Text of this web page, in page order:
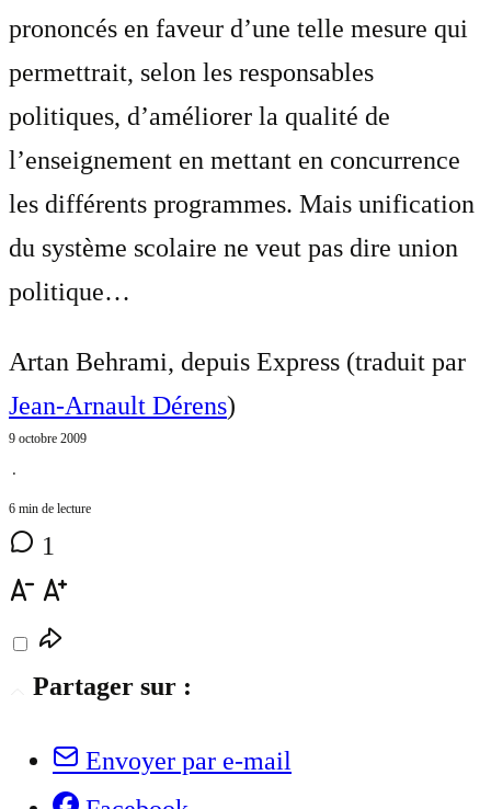
prononcés en faveur d’une telle mesure qui
permettrait, selon les responsables
politiques, d’améliorer la qualité de
l’enseignement en mettant en concurrence
les différents programmes. Mais unification
du système scolaire ne veut pas dire union
politique…
Artan Behrami, depuis Express (traduit par
Jean-Arnault Dérens)
9 octobre 2009
⋅
6 min de lecture
1
Partager sur :
Envoyer par e-mail